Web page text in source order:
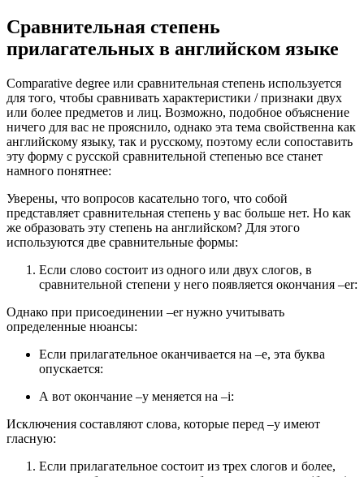
Сравнительная степень
прилагательных в английском языке
Comparative degree или сравнительная степень используется
для того, чтобы сравнивать характеристики / признаки двух
или более предметов и лиц. Возможно, подобное объяснение
ничего для вас не прояснило, однако эта тема свойственна как
английскому языку, так и русскому, поэтому если сопоставить
эту форму с русской сравнительной степенью все станет
намного понятнее:
Уверены, что вопросов касательно того, что собой
представляет сравнительная степень у вас больше нет. Но как
же образовать эту степень на английском? Для этого
используются две сравнительные формы:
Если слово состоит из одного или двух слогов, в
сравнительной степени у него появляется окончания –er:
Однако при присоединении –er нужно учитывать
определенные нюансы:
Если прилагательное оканчивается на –e, эта буква
опускается:
А вот окончание –y меняется на –i:
Исключения составляют слова, которые перед –y имеют
гласную:
Если прилагательное состоит из трех слогов и более,